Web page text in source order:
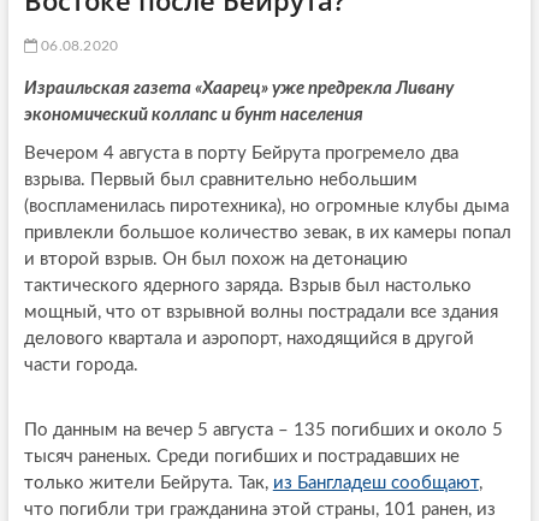
06.08.2020
Израильская газета «Хаарец» уже предрекла Ливану
экономический коллапс и бунт населения
Вечером 4 августа в порту Бейрута прогремело два
взрыва. Первый был сравнительно небольшим
(воспламенилась пиротехника), но огромные клубы дыма
привлекли большое количество зевак, в их камеры попал
и второй взрыв. Он был похож на детонацию
тактического ядерного заряда. Взрыв был настолько
мощный, что от взрывной волны пострадали все здания
делового квартала и аэропорт, находящийся в другой
части города.
По данным на вечер 5 августа – 135 погибших и около 5
тысяч раненых. Среди погибших и пострадавших не
только жители Бейрута. Так, из Бангладеш сообщают,
что погибли три гражданина этой страны, 101 ранен, из